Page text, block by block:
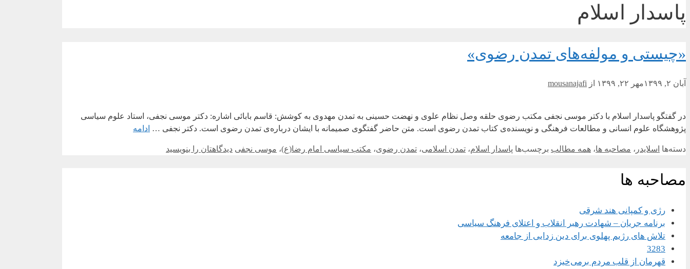
پاسدار اسلام
«چیستی و مولفه‌های تمدن رضوی»
آبان ۲, ۱۳۹۹ مهر ۲۲, ۱۳۹۹ از mousanajafi
در گفتگو پاسدار اسلام با دکتر موسی نجفی مکتب رضوی حلقه‌ وصل نظام علوی و نهضت حسینی به تمدن مهدوی به کوشش: قاسم بابائی اشاره: دکتر موسی نجفی، استاد علوم سیاسی
پژوهشگاه علوم انسانی و مطالعات فرهنگی و نویسنده‌ی کتاب تمدن رضوی است. متن حاضر گفتگوی صمیمانه با ایشان درباره‌ی تمدن رضوی است. دکتر نجفی … ادامه
دسته‌ها اسلایدر ، مصاحبه ها، همه مطالب برچسب‌ها پاسدار اسلام، تمدن اسلامی، تمدن رضوی، مکتب سیاسی امام رضا(ع)، موسی نجفی دیدگاهتان را بنویسید
مصاحبه ها
رژی و کمپانی هند شرقی
برنامه جریان – شهادت رهبر انقلاب و اعتلای فرهنگ سیاسی
تلاش های رژیم پهلوی برای دین زدایی از جامعه
3283
قهرمان از قلب مردم برمی‌خیزد